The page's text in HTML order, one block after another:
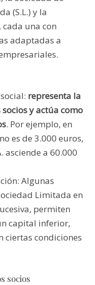
(S.L.) y la
una con
adaptadas a
representa la
y actúa como
. Por ejemplo, en
es de 3.000 euros,
asciende a 60.000
Algunas
Limitada en
permiten
capital inferior,
ciertas condiciones
socios